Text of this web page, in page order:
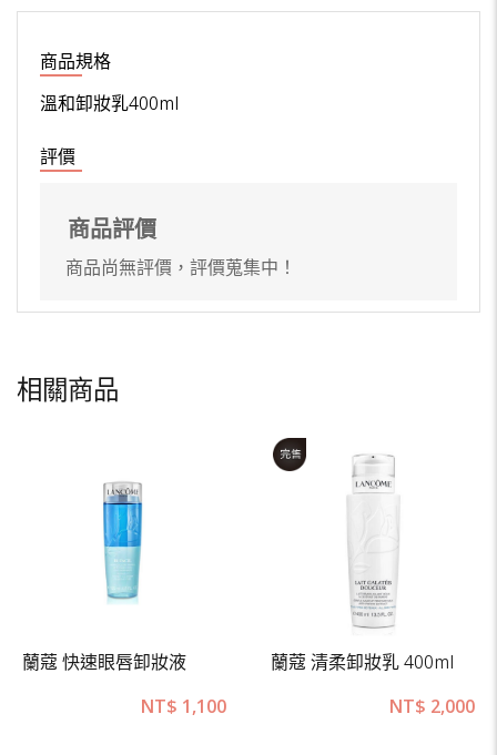
商品規格
溫和卸妝乳400ml
評價
商品評價
商品尚無評價，評價蒐集中！
相關商品
蘭蔻 快速眼唇卸妝液
NT$ 1,100
蘭蔻 清柔卸妝乳 400ml
NT$ 2,000